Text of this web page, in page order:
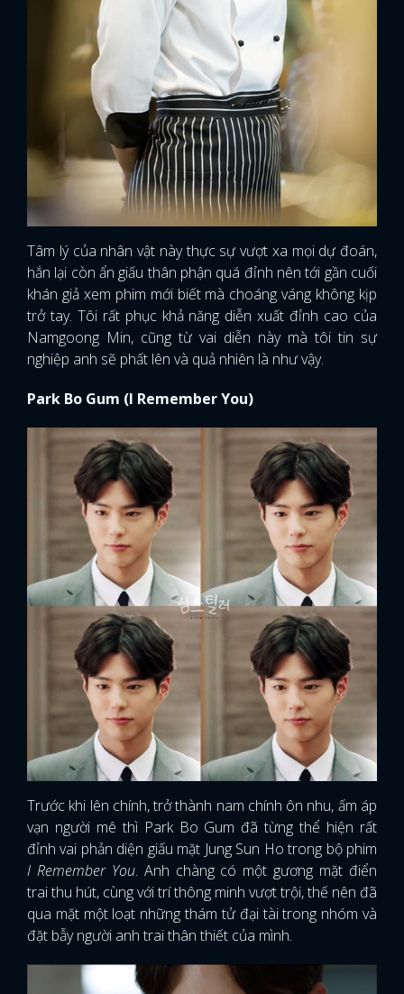
Tâm lý của nhân vật này thực sự vượt xa mọi dự đoán,
hắn lại còn ẩn giấu thân phận quá đỉnh nên tới gần cuối
khán giả xem phim mới biết mà choáng váng không kịp
trở tay. Tôi rất phục khả năng diễn xuất đỉnh cao của
Namgoong Min, cũng từ vai diễn này mà tôi tin sự
nghiệp anh sẽ phất lên và quả nhiên là như vậy.
Park Bo Gum (I Remember You)
Trước khi lên chính, trở thành nam chính ôn nhu, ấm áp
vạn người mê thì Park Bo Gum đã từng thể hiện rất
đỉnh vai phản diện giấu mặt Jung Sun Ho trong bộ phim
I Remember You. Anh chàng có một gương mặt điển
trai thu hút, cùng với trí thông minh vượt trội, thế nên đã
qua mặt một loạt những thám tử đại tài trong nhóm và
đặt bẫy người anh trai thân thiết của mình.